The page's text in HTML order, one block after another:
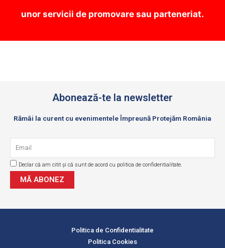
unor servicii de promovare sau parteneriat.
Abonează-te la newsletter
Rămâi la curent cu evenimentele Împreună Protejăm România
Declar că am citit și că sunt de acord cu politica de confidentialitate.
MĂ ABONEZ
Politica de Confidentialitate
Politica Cookies